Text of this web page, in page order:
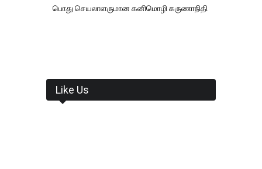
பொது செயலாளருமான கனிமொழி கருணாநிதி
Like Us